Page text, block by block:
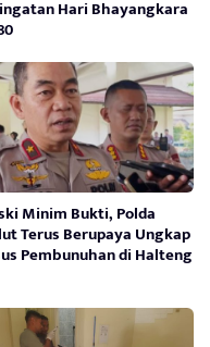
Hari Bhayangkara
Minim Bukti, Polda
Terus Berupaya Ungkap
Pembunuhan di Halteng